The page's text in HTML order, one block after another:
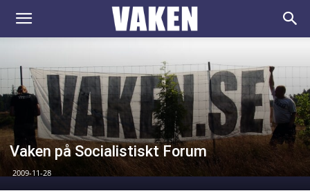
VAKEN.se
Vaken på Socialistiskt Forum
2009-11-28